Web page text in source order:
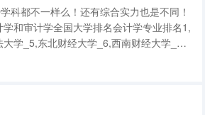
科都不一样么！还有综合实力也是不同！
和审计学全国大学排名会计学专业排名1,
学_5,东北财经大学_6,西南财经大学_7.
京大学_12.财政部财政科学所_13.复旦